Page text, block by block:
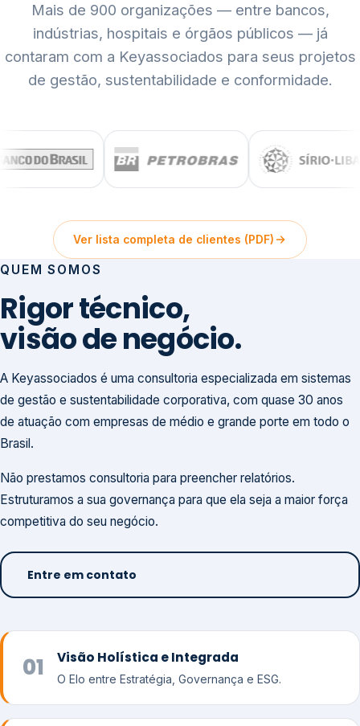
Mais de 900 organizações — entre bancos,
indústrias, hospitais e órgãos públicos — já
contaram com a Keyassociados para seus projetos
de gestão, sustentabilidade e conformidade.
Ver lista completa de clientes (PDF)
QUEM SOMOS
Rigor técnico,
visão de negócio.
A Keyassociados é uma consultoria especializada em sistemas
de gestão e sustentabilidade corporativa, com quase 30 anos
de atuação com empresas de médio e grande porte em todo o
Brasil.
Não prestamos consultoria para preencher relatórios.
Estruturamos a sua governança para que ela seja a maior força
competitiva do seu negócio.
Entre em contato
01 Visão Holística e Integrada
O Elo entre Estratégia, Governança e ESG.